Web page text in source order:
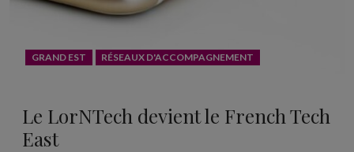
GRAND EST RÉSEAUX D'ACCOMPAGNEMENT
Le LorNTech devient le French Tech
East